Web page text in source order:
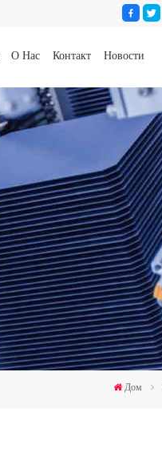
О Нас Контакт Новости
Дом